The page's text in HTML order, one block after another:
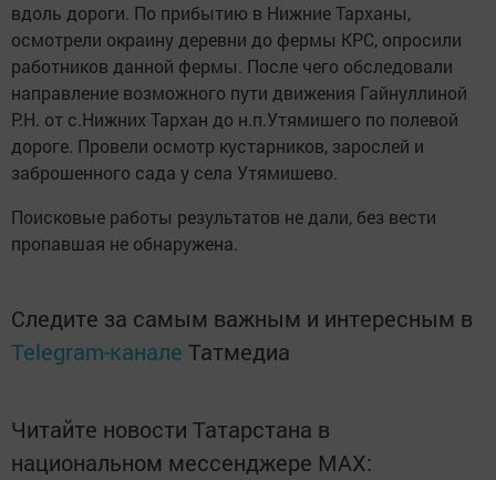
вдоль дороги. По прибытию в Нижние Тарханы,
осмотрели окраину деревни до фермы КРС, опросили
работников данной фермы. После чего обследовали
направление возможного пути движения Гайнуллиной
Р.Н. от с.Нижних Тархан до н.п.Утямишего по полевой
дороге. Провели осмотр кустарников, зарослей и
заброшенного сада у села Утямишево.
Поисковые работы результатов не дали, без вести
пропавшая не обнаружена.
Следите за самым важным и интересным в
Telegram-канале Татмедиа
Читайте новости Татарстана в
национальном мессенджере MАХ: